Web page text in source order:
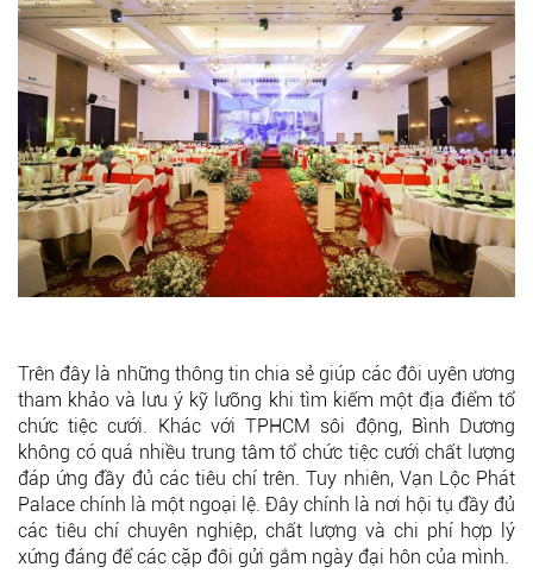
Trên đây là những thông tin chia sẻ giúp các đôi uyên ương
tham khảo và lưu ý kỹ lưỡng khi tìm kiếm một địa điểm tổ
chức tiệc cưới. Khác với TPHCM sôi động, Bình Dương
không có quá nhiều trung tâm tổ chức tiệc cưới chất lượng
đáp ứng đầy đủ các tiêu chí trên. Tuy nhiên, Vạn Lộc Phát
Palace chính là một ngoại lệ. Đây chính là nơi hội tụ đầy đủ
các tiêu chí chuyên nghiệp, chất lượng và chi phí hợp lý
xứng đáng để các cặp đôi gửi gắm ngày đại hôn của mình.